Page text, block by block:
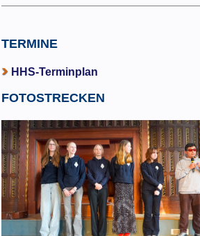
TERMINE
HHS-Terminplan
FOTOSTRECKEN